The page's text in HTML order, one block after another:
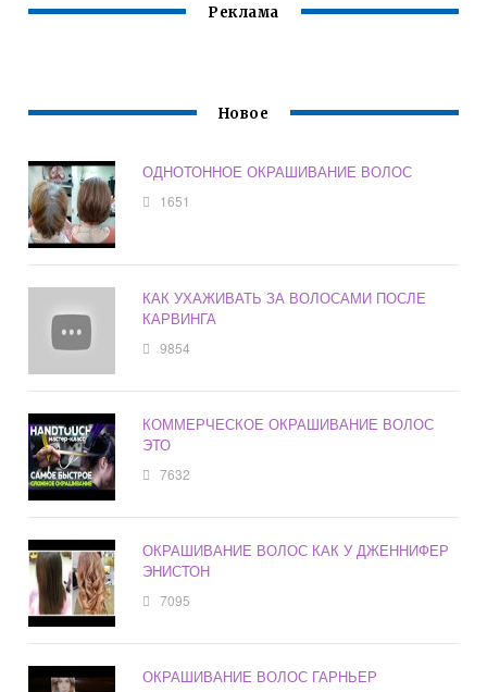
Реклама
Новое
ОДНОТОННОЕ ОКРАШИВАНИЕ ВОЛОС
1651
КАК УХАЖИВАТЬ ЗА ВОЛОСАМИ ПОСЛЕ
КАРВИНГА
9854
КОММЕРЧЕСКОЕ ОКРАШИВАНИЕ ВОЛОС
ЭТО
7632
ОКРАШИВАНИЕ ВОЛОС КАК У ДЖЕННИФЕР
ЭНИСТОН
7095
ОКРАШИВАНИЕ ВОЛОС ГАРНЬЕР